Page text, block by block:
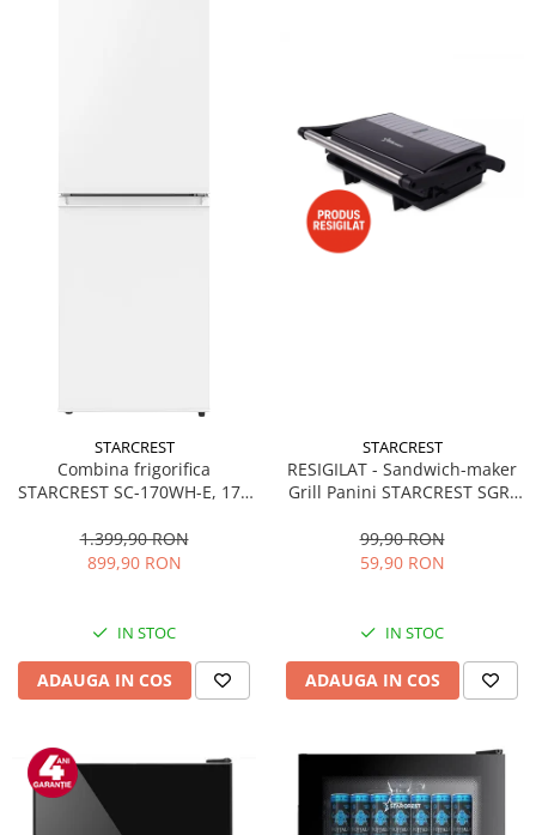
STARCREST
Combina frigorifica
STARCREST SC-170WH-E, 170
Termostat reglabil, Iluminare
LED, Picioare ajustabile, Usi
1.399,90 RON
899,90 RON
IN STOC
ADAUGA IN COS
STARCREST
RESIGILAT - Sandwich-maker
Grill Panini STARCREST SGR-
nonaderente, Deschidere
180°, Suprafata de gatire 23 x
99,90 RON
59,90 RON
IN STOC
ADAUGA IN COS